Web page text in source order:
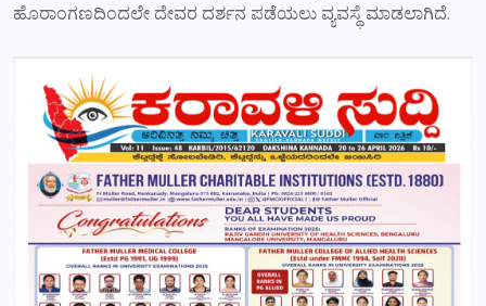
ಹೊರಾಂಗಣದಿಂದಲೇ ದೇವರ ದರ್ಶನ ಪಡೆಯಲು ವ್ಯವಸ್ಥೆ ಮಾಡಲಾಗಿದೆ.